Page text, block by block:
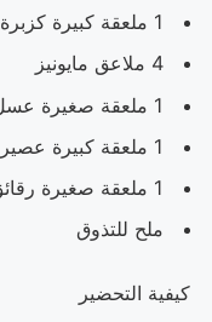
1 ملعقة كبيرة كزبرة مفرومة
4 ملاعق مايونيز
1 ملعقة صغيرة عسل
1 ملعقة كبيرة عصير ليمون
1 ملعقة صغيرة رقائق الفلفل الحار
ملح للتذوق
كيفية التحضير